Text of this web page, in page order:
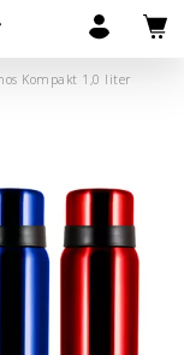
Kompakt 1,0 liter